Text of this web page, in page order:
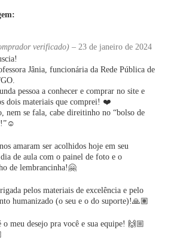
verificado) – 23 de janeiro de 2024
Jânia, funcionária da Rede Pública de
pessoa a conhecer e comprar no site e
dois materiais que comprei! ❤️
nem se fala, cabe direitinho no “bolso de
amaram ser acolhidos hoje em seu
de aula com o painel de foto e o
de lembrancinha!🤗
pelos materiais de excelência e pelo
humanizado (o seu e o do suporte)!🙏🏽
o meu desejo pra você e sua equipe! 🙌🏼